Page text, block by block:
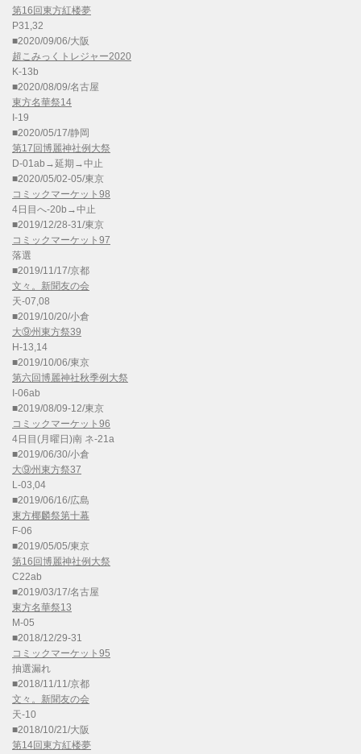
第16回東方紅楼夢
P31,32
■2020/09/06/大阪
超こみっくトレジャー2020
K-13b
■2020/08/09/名古屋
東方名華祭14
I-19
■2020/05/17/静岡
第17回博麗神社例大祭
D-01ab→延期→中止
■2020/05/02-05/東京
コミックマーケット98
4日目へ-20b→中止
■2019/12/28-31/東京
コミックマーケット97
落選
■2019/11/17/京都
文々。新聞友の会
天-07,08
■2019/10/20/小倉
大⑨州東方祭39
H-13,14
■2019/10/06/東京
第六回博麗神社秋季例大祭
I-06ab
■2019/08/09-12/東京
コミックマーケット96
4日目(月曜日)南 ネ-21a
■2019/06/30/小倉
大⑨州東方祭37
L-03,04
■2019/06/16/広島
東方椰麟祭第十幕
F-06
■2019/05/05/東京
第16回博麗神社例大祭
C22ab
■2019/03/17/名古屋
東方名華祭13
M-05
■2018/12/29-31
コミックマーケット95
抽選漏れ
■2018/11/11/京都
文々。新聞友の会
天-10
■2018/10/21/大阪
第14回東方紅楼夢